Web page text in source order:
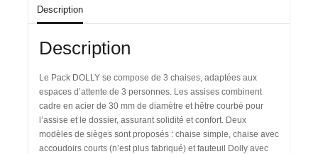
Description
Description
Le Pack DOLLY se compose de 3 chaises, adaptées aux
espaces d’attente de 3 personnes. Les assises combinent
cadre en acier de 30 mm de diamètre et hêtre courbé pour
l’assise et le dossier, assurant solidité et confort. Deux
modèles de sièges sont proposés : chaise simple, chaise avec
accoudoirs courts (n’est plus fabriqué) et fauteuil Dolly avec